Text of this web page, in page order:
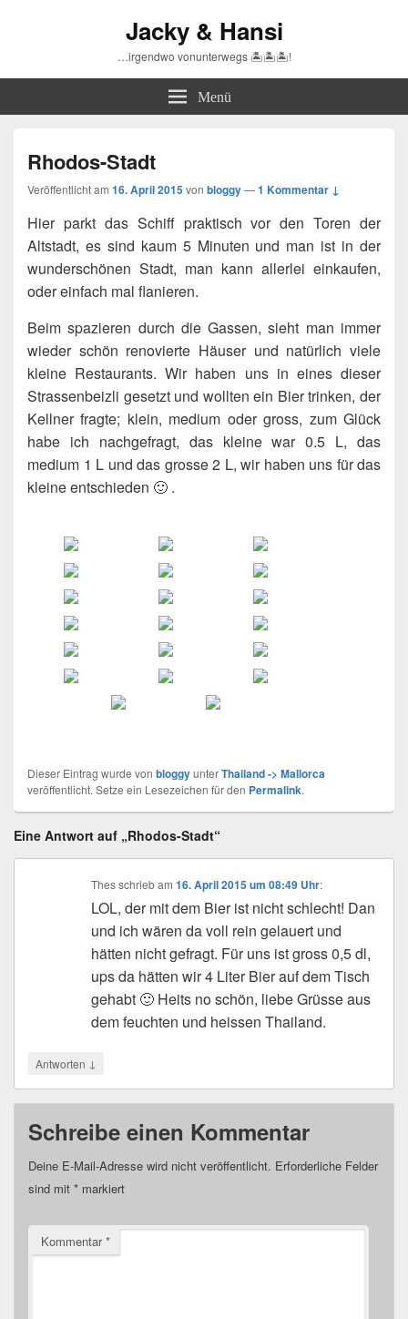
Jacky & Hansi
…irgendwo vonunterwegs 🏝🏝🏝!
Menü
Rhodos-Stadt
Veröffentlicht am 16. April 2015von bloggy—1 Kommentar ↓
Hier parkt das Schiff praktisch vor den Toren der
Altstadt, es sind kaum 5 Minuten und man ist in der
wunderschönen Stadt, man kann allerlei einkaufen,
oder einfach mal flanieren.
Beim spazieren durch die Gassen, sieht man immer
wieder schön renovierte Häuser und natürlich viele
kleine Restaurants. Wir haben uns in eines dieser
Strassenbeizli gesetzt und wollten ein Bier trinken, der
Kellner fragte; klein, medium oder gross, zum Glück
habe ich nachgefragt, das kleine war 0.5 L, das
medium 1 L und das grosse 2 L, wir haben uns für das
kleine entschieden 🙂 .
Dieser Eintrag wurde von bloggyunterThailand -> Mallorca
veröffentlicht. Setze ein Lesezeichen für den Permalink.
Eine Antwort auf „Rhodos-Stadt“
Thes schriebam16. April 2015 um 08:49 Uhr:
LOL, der mit dem Bier ist nicht schlecht! Dan
und ich wären da voll rein gelauert und
hätten nicht gefragt. Für uns ist gross 0,5 dl,
ups da hätten wir 4 Liter Bier auf dem Tisch
gehabt 🙂 Heits no schön, liebe Grüsse aus
dem feuchten und heissen Thailand.
Antworten ↓
Schreibe einen Kommentar
Deine E-Mail-Adresse wird nicht veröffentlicht. Erforderliche Felder
sind mit * markiert
Kommentar*